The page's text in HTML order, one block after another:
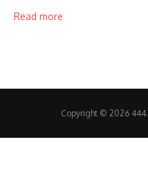
Read more
Copyright © 2026